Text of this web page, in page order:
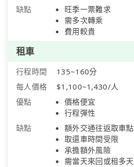
缺點
旺季一票難求
需多次轉乘
費用較貴
租車
行程時間
135~160分
每人價格
$1,100~1,430/人
優點
價格便宜
行程彈性
缺點
額外交通往返取車點
取還車時間受限
承擔額外風險
需當天來回或租多天